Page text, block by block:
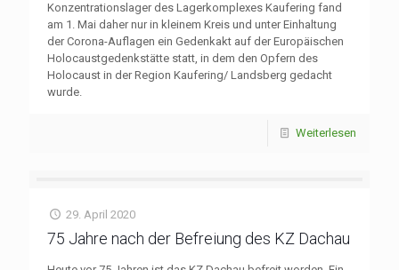
Konzentrationslager des Lagerkomplexes Kaufering fand
am 1. Mai daher nur in kleinem Kreis und unter Einhaltung
der Corona-Auflagen ein Gedenkakt auf der Europäischen
Holocaustgedenkstätte statt, in dem den Opfern des
Holocaust in der Region Kaufering/ Landsberg gedacht
wurde.
Weiterlesen
29. April 2020
75 Jahre nach der Befreiung des KZ Dachau